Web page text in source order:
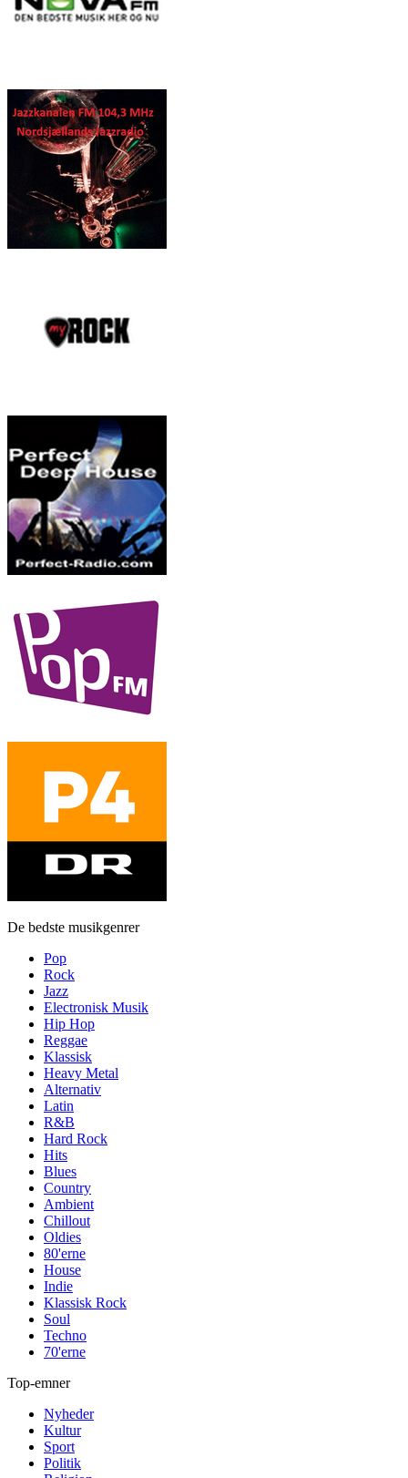
De bedste musikgenrer
Pop
Rock
Jazz
Electronisk Musik
Hip Hop
Reggae
Klassisk
Heavy Metal
Alternativ
Latin
R&B
Hard Rock
Hits
Blues
Country
Ambient
Chillout
Oldies
80'erne
House
Indie
Klassisk Rock
Soul
Techno
70'erne
Top-emner
Nyheder
Kultur
Sport
Politik